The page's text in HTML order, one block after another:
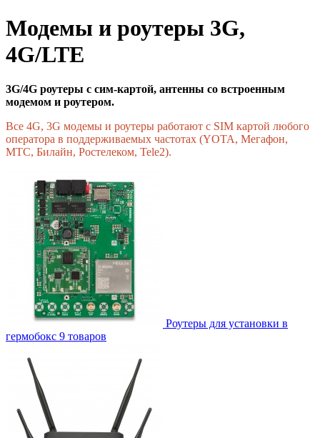
Модемы и роутеры 3G,
4G/LTE
3G/4G роутеры с сим-картой, антенны со встроенным
модемом и роутером.
Все 4G, 3G модемы и роутеры работают с SIM картой любого
оператора в поддерживаемых частотах (YOTA, Мегафон,
МТС, Билайн, Ростелеком, Tele2).
Роутеры для установки в
гермобокс 9 товаров